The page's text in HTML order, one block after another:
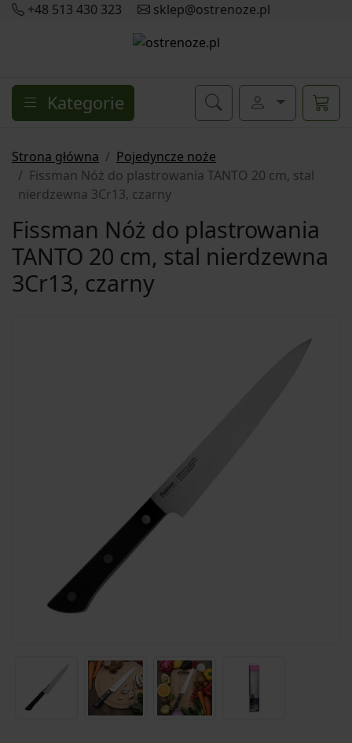
+48 513 430 323 sklep@ostrenoze.pl
Kategorie
Strona główna
Pojedyncze noże
Fissman Nóż do plastrowania TANTO 20 cm, stal
nierdzewna 3Cr13, czarny
Fissman Nóż do plastrowania
TANTO 20 cm, stal nierdzewna
3Cr13, czarny